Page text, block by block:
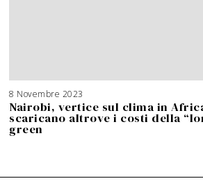
8 Novembre 2023
Nairobi, vertice sul clima in
scaricano altrove i costi della
green